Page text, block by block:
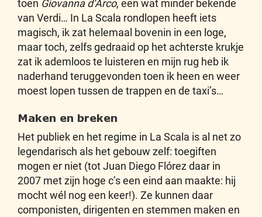
toen Giovanna d’Arco, een wat minder bekende
van Verdi… In La Scala rondlopen heeft iets
magisch, ik zat helemaal bovenin in een loge,
maar toch, zelfs gedraaid op het achterste krukje
zat ik ademloos te luisteren en mijn rug heb ik
naderhand teruggevonden toen ik heen en weer
moest lopen tussen de trappen en de taxi’s…
Maken en breken
Het publiek en het regime in La Scala is al net zo
legendarisch als het gebouw zelf: toegiften
mogen er niet (tot Juan Diego Flórez daar in
2007 met zijn hoge c’s een eind aan maakte: hij
mocht wél nog een keer!). Ze kunnen daar
componisten, dirigenten en stemmen maken en